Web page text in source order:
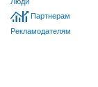
Партнерам
Рекламодателям